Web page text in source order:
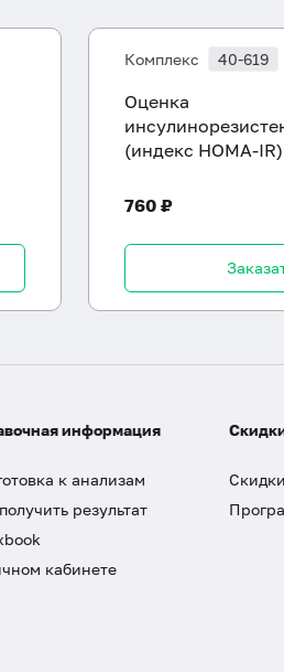
Комплекс 40-619
Оценка
(индекс HOMA-IR)
760 ₽
информация
к анализам
результат
кабинете